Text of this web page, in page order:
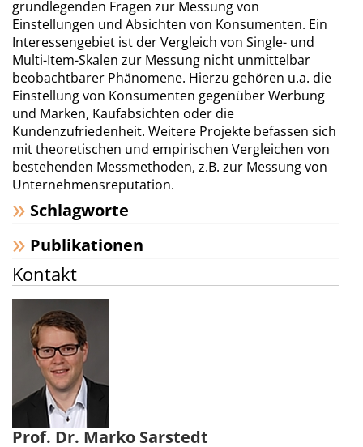
grundlegenden Fragen zur Messung von
Einstellungen und Absichten von Konsumenten. Ein
Interessengebiet ist der Vergleich von Single- und
Multi-Item-Skalen zur Messung nicht unmittelbar
beobachtbarer Phänomene. Hierzu gehören u.a. die
Einstellung von Konsumenten gegenüber Werbung
und Marken, Kaufabsichten oder die
Kundenzufriedenheit. Weitere Projekte befassen sich
mit theoretischen und empirischen Vergleichen von
bestehenden Messmethoden, z.B. zur Messung von
Unternehmensreputation.
Schlagworte
Publikationen
Kontakt
Prof. Dr. Marko Sarstedt